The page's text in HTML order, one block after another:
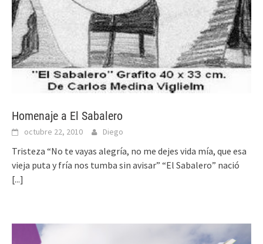
Homenaje a El Sabalero
octubre 22, 2010 Diego
Tristeza “No te vayas alegría, no me dejes vida mía, que esa
vieja puta y fría nos tumba sin avisar” “El Sabalero” nació
[...]